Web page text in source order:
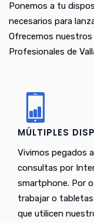
Ponemos a tu
necesarios para
Ofrecemos nuestros
Profesionales de
MÚLTIPLES
Vivimos pegados
consultas por
smartphone. Por
trabajar o
que utilicen